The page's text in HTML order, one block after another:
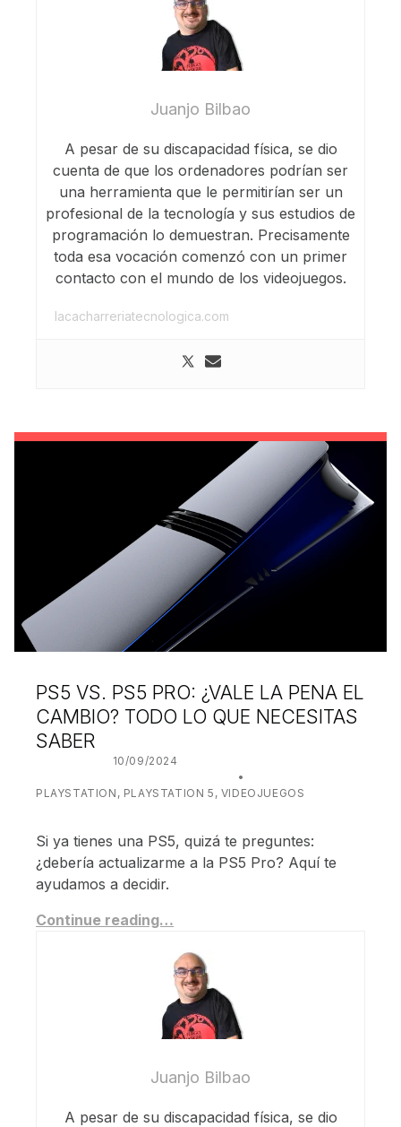
Juanjo Bilbao
A pesar de su discapacidad física, se dio
cuenta de que los ordenadores podrían ser
una herramienta que le permitirían ser un
profesional de la tecnología y sus estudios de
programación lo demuestran. Precisamente
toda esa vocación comenzó con un primer
contacto con el mundo de los videojuegos.
lacacharreriatecnologica.com
PS5 VS. PS5 PRO: ¿VALE LA PENA EL
CAMBIO? TODO LO QUE NECESITAS
SABER
10/09/2024
PLAYSTATION , PLAYSTATION 5 , VIDEOJUEGOS
Si ya tienes una PS5, quizá te preguntes:
¿debería actualizarme a la PS5 Pro? Aquí te
ayudamos a decidir.
Continue reading…
Juanjo Bilbao
A pesar de su discapacidad física, se dio